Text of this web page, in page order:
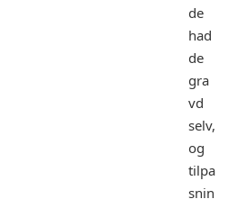
de
had
de
gra
vd
selv,
og
tilpa
snin